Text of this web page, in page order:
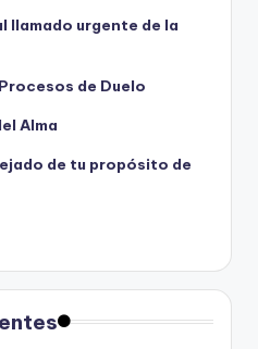
llamado urgente de la
de Duelo
Alma
de tu propósito de